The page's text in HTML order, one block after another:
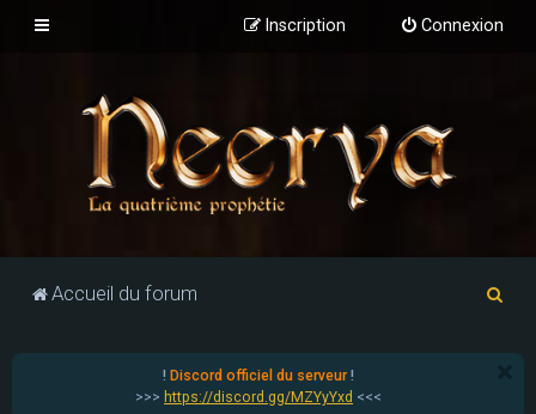
Connexion
Inscription
Accueil du forum
! Discord officiel du serveur!
>>> https://discord.gg/MZYyYxd <<<